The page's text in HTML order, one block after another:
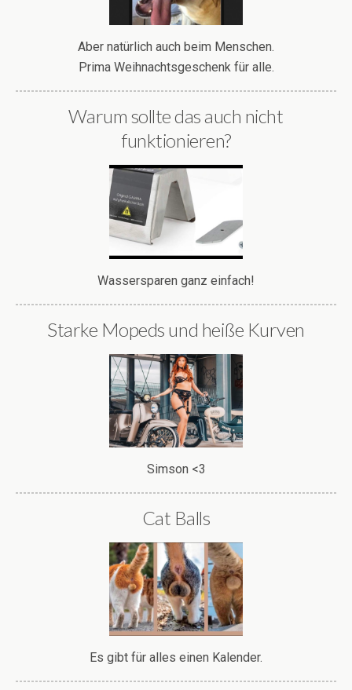
Aber natürlich auch beim Menschen.
Prima Weihnachtsgeschenk für alle.
Warum sollte das auch nicht
funktionieren?
Wassersparen ganz einfach!
Starke Mopeds und heiße Kurven
Simson <3
Cat Balls
Es gibt für alles einen Kalender.